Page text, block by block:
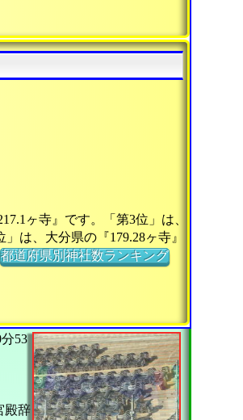
ヶ寺』です。「第3位」は、
は、大分県の『179.28ヶ寺』
都道府県別神社数ランキング
53
殿辞